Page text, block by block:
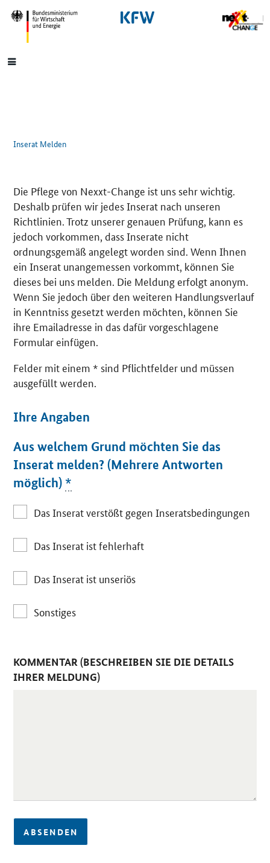
SrOnlyNavigation
Hauptmenü
Inserat Melden
Die Pflege von Nexxt-Change ist uns sehr wichtig.
Deshalb prüfen wir jedes Inserat nach unseren
Richtlinien. Trotz unserer genauen Prüfung, kann es
jedoch vorkommen, dass Inserate nicht
ordnungsgemäß angelegt worden sind. Wenn Ihnen
ein Inserat unangemessen vorkommt, können Sie
dieses bei uns melden. Die Meldung erfolgt anonym.
Wenn Sie jedoch über den weiteren Handlungsverlauf
in Kenntniss gesetzt werden möchten, können Sie
ihre Emailadresse in das dafür vorgeschlagene
Formular einfügen.
Felder mit einem * sind Pflichtfelder und müssen
ausgefüllt werden.
Ihre Angaben
Aus welchem Grund möchten Sie das
Inserat melden? (Mehrere Antworten
möglich) *
Das Inserat verstößt gegen Inseratsbedingungen
Das Inserat ist fehlerhaft
Das Inserat ist unseriös
Sonstiges
KOMMENTAR (BESCHREIBEN SIE DIE DETAILS
IHRER MELDUNG)
ABSENDEN